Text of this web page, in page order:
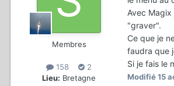
Membres
158
2
Lieu: Bretagne
Avec
"graver".
Ce que je
faudra que
Si je fais le
Modifié15